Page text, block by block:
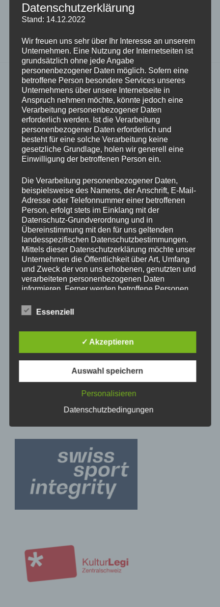
Kontakt:
Sarah Schnüriger
Bank:
Luzerner Kantonalbank, Postfach, 6002 Luzern
Konto: 01-00-035.412-07
IBAN: CH10 0077 8010 0035 4120 7
Datenschutz
Donatoren
Datenschutzerklärung
Stand: 14.12.2022
Wir freuen uns sehr über Ihr Interesse an unserem
Unternehmen. Eine Nutzung der Internetseiten ist
grundsätzlich ohne jede Angabe
personenbezogener Daten möglich. Sofern eine
betroffene Person besondere Services unseres
Unternehmens über unsere Internetseite in
Anspruch nehmen möchte, könnte jedoch eine
Verarbeitung personenbezogener Daten
erforderlich werden. Ist die Verarbeitung
personenbezogener Daten erforderlich und
besteht für eine solche Verarbeitung keine
gesetzliche Grundlage, holen wir generell eine
Einwilligung der betroffenen Person ein.
Die Verarbeitung personenbezogener Daten,
beispielsweise des Namens, der Anschrift, E-Mail-
Adresse oder Telefonnummer einer betroffenen
Person, erfolgt stets im Einklang mit der
Datenschutz-Grundverordnung und in
Übereinstimmung mit den für uns geltenden
landesspezifischen Datenschutzbestimmungen.
Mittels dieser Datenschutzerklärung möchte unser
Unternehmen die Öffentlichkeit über Art, Umfang
und Zweck der von uns erhobenen, genutzten und
verarbeiteten personenbezogenen Daten
informieren. Ferner werden betroffene Personen
zustehenden Rechte aufgeklärt.
Wir haben als für die Verarbeitung Verantwortlicher
zahlreiche technische und organisatorische
lückenlosen Schutz der über diese Internetseite
verarbeiteten personenbezogenen Daten
Datenübertragungen grundsätzlich
Sicherheitslücken aufweisen, sodass ein absoluter
Schutz nicht gewährleistet werden kann. Aus
frei, personenbezogene Daten auch auf
alternativen Wegen, beispielsweise telefonisch, an
Begriffsbestimmungen
Die Datenschutzerklärung beruht auf den
unsere Kunden und Geschäftspartner einfach
lesbar und verständlich sein. Um dies zu
gewährleisten, möchten wir vorab die verwendeten
Begrifflichkeiten erläutern.
Essenziell
✓ Akzeptieren
Auswahl speichern
Personalisieren
Datenschutzbedingungen